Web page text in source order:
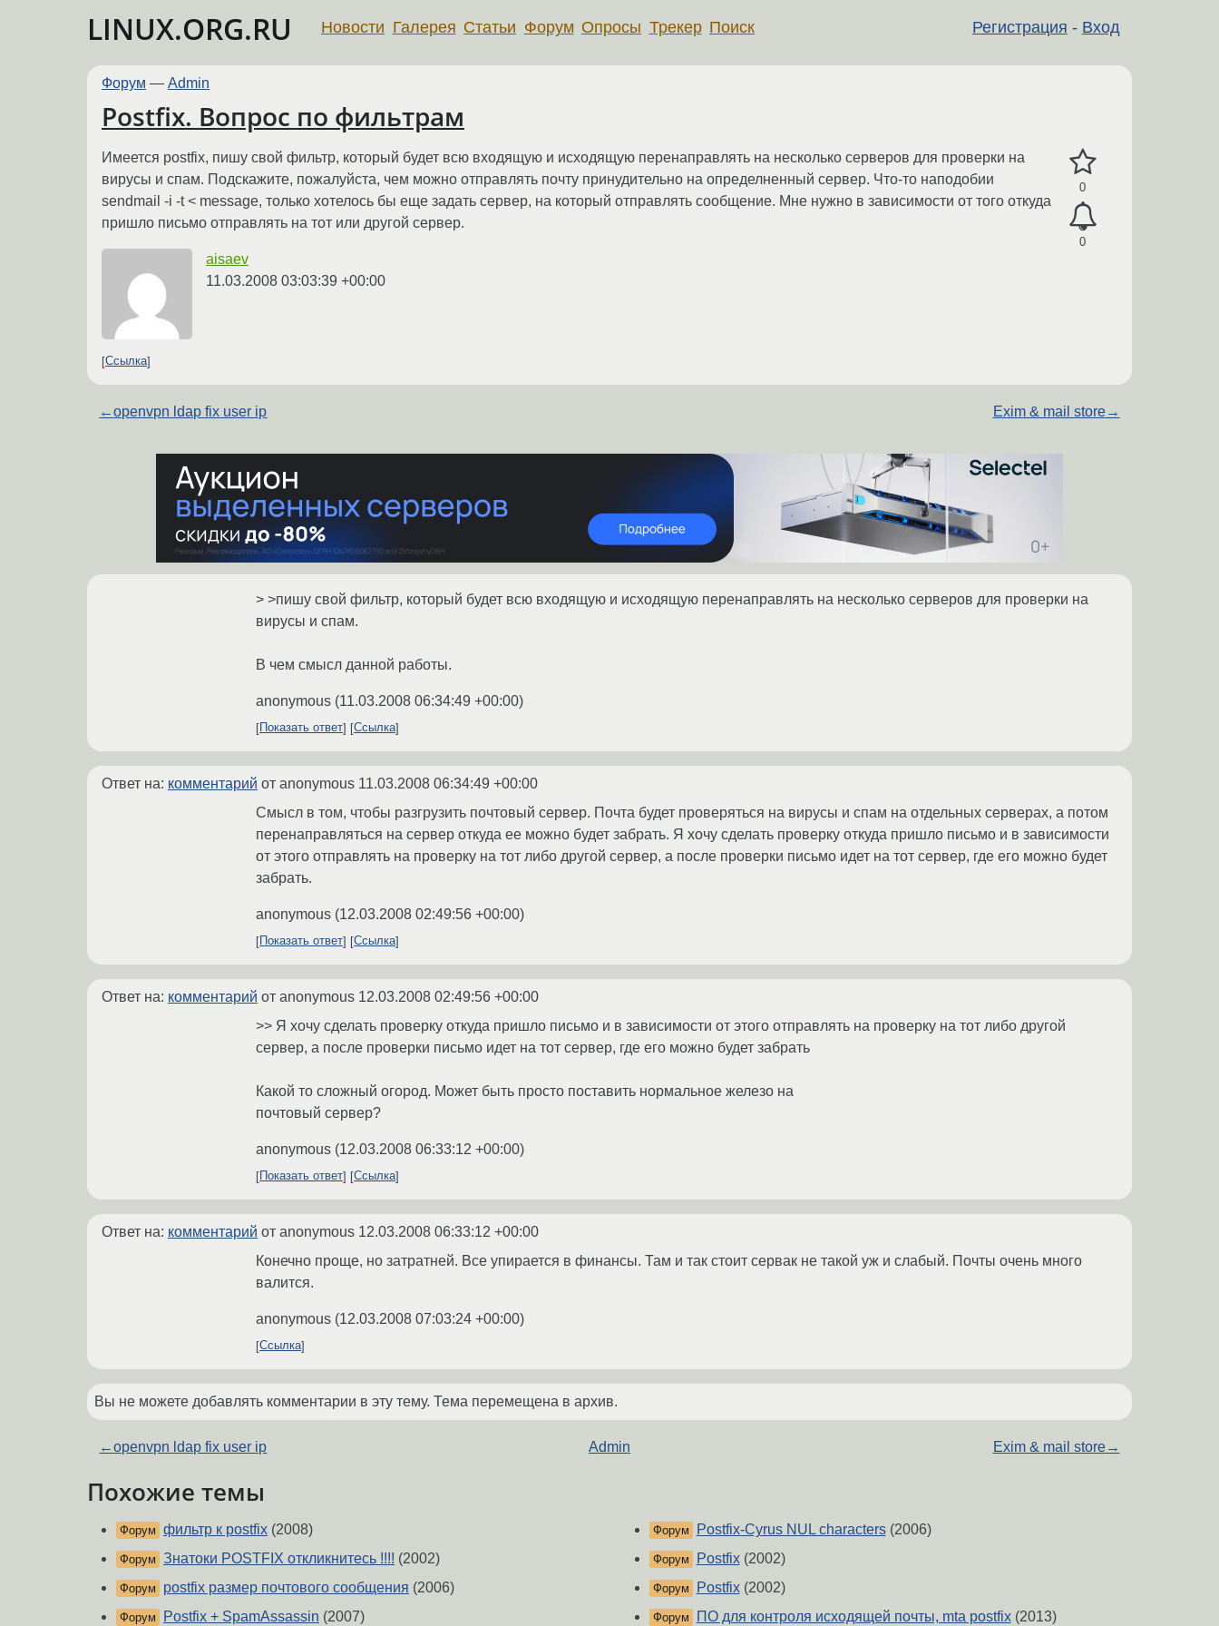
LINUX.ORG.RU Регистрация - Вход
Новости Галерея Статьи Форум Опросы Трекер Поиск
Форум — Admin
Postfix. Вопрос по фильтрам
0
0
Имеется postfix, пишу свой фильтр, который будет всю входящую и исходящую перенаправлять на несколько серверов для проверки на
вирусы и спам. Подскажите, пожалуйста, чем можно отправлять почту принудительно на определненный сервер. Что-то наподобии
sendmail -i -t < message, только хотелось бы еще задать сервер, на который отправлять сообщение. Мне нужно в зависимости от того откуда
пришло письмо отправлять на тот или другой сервер.
aisaev
11.03.2008 03:03:39 +00:00
Ссылка
←openvpn ldap fix user ip Exim & mail store→
> >пишу свой фильтр, который будет всю входящую и исходящую перенаправлять на несколько серверов для проверки на
вирусы и спам.
В чем смысл данной работы.
anonymous (11.03.2008 06:34:49 +00:00)
Показать ответ Ссылка
Ответ на: комментарий от anonymous 11.03.2008 06:34:49 +00:00
Смысл в том, чтобы разгрузить почтовый сервер. Почта будет проверяться на вирусы и спам на отдельных серверах, а потом
перенаправляться на сервер откуда ее можно будет забрать. Я хочу сделать проверку откуда пришло письмо и в зависимости
от этого отправлять на проверку на тот либо другой сервер, а после проверки письмо идет на тот сервер, где его можно будет
забрать.
anonymous (12.03.2008 02:49:56 +00:00)
Показать ответ Ссылка
Ответ на: комментарий от anonymous 12.03.2008 02:49:56 +00:00
>> Я хочу сделать проверку откуда пришло письмо и в зависимости от этого отправлять на проверку на тот либо другой
сервер, а после проверки письмо идет на тот сервер, где его можно будет забрать
Какой то сложный огород. Может быть просто поставить нормальное железо на
почтовый сервер?
anonymous (12.03.2008 06:33:12 +00:00)
Показать ответ Ссылка
Ответ на: комментарий от anonymous 12.03.2008 06:33:12 +00:00
Конечно проще, но затратней. Все упирается в финансы. Там и так стоит сервак не такой уж и слабый. Почты очень много
валится.
anonymous (12.03.2008 07:03:24 +00:00)
Ссылка
Вы не можете добавлять комментарии в эту тему. Тема перемещена в архив.
←openvpn ldap fix user ip Admin Exim & mail store→
Похожие темы
Форум фильтр к postfix (2008)
Форум Знатоки POSTFIX откликнитесь !!!! (2002)
Форум postfix размер почтового сообщения (2006)
Форум Postfix + SpamAssassin (2007)
Форум Postfix-Cyrus NUL characters(2006)
Форум Postfix(2002)
Форум Postfix(2002)
Форум ПО для контроля исходящей почты, mta postfix(2013)